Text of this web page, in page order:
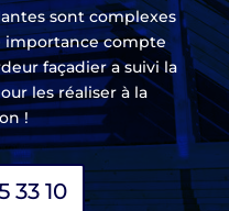
sont complexes
importance compte
façadier a suivi la
les réaliser à la
!
33 10